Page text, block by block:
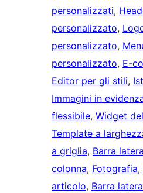
personalizzati,
personalizzato,
personalizzato,
personalizzato, E-
Editor per gli stili,
Immagini in
flessibile, Widget
Template a
a griglia, Barra
colonna, Fotografia,
articolo, Barra